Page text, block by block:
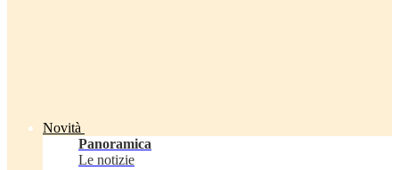
Novità
Panoramica
Le notizie